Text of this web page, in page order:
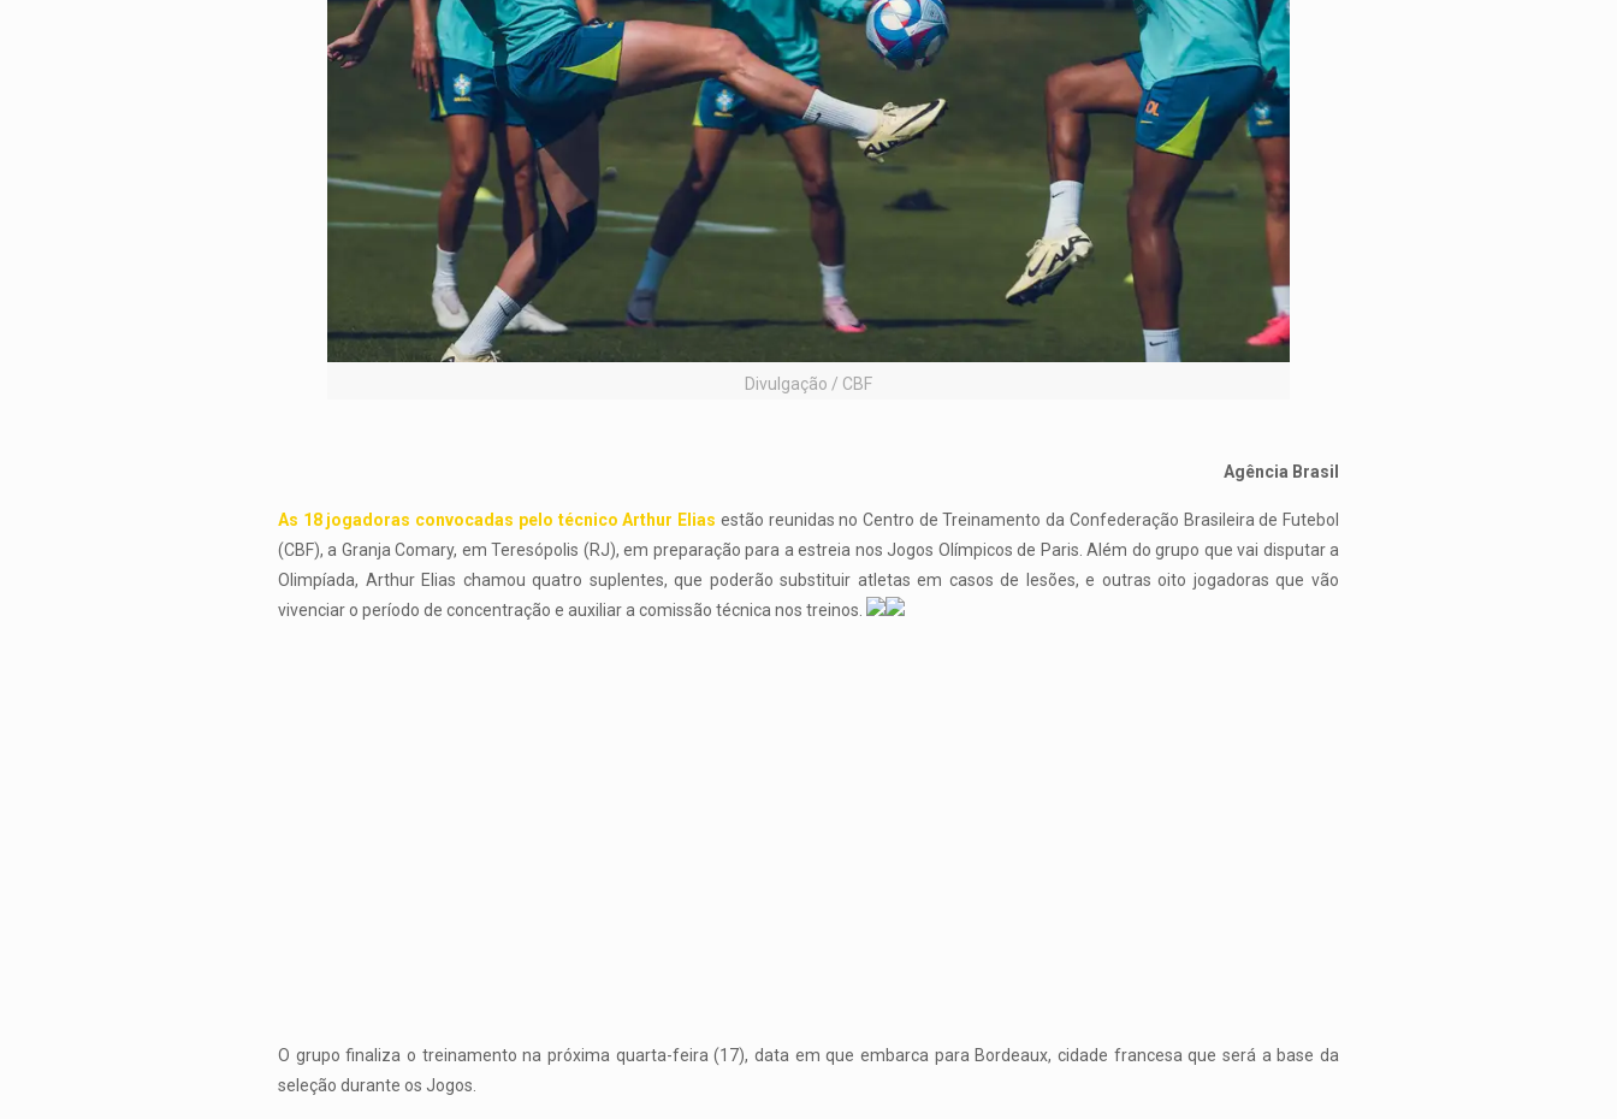
Divulgação / CBF
Agência Brasil
As 18 jogadoras convocadas pelo técnico Arthur Elias estão reunidas no Centro de Treinamento da Confederação Brasileira de Futebol
(CBF), a Granja Comary, em Teresópolis (RJ), em preparação para a estreia nos Jogos Olímpicos de Paris. Além do grupo que vai disputar a
Olimpíada, Arthur Elias chamou quatro suplentes, que poderão substituir atletas em casos de lesões, e outras oito jogadoras que vão
vivenciar o período de concentração e auxiliar a comissão técnica nos treinos.
O grupo finaliza o treinamento na próxima quarta-feira (17), data em que embarca para Bordeaux, cidade francesa que será a base da
seleção durante os Jogos.